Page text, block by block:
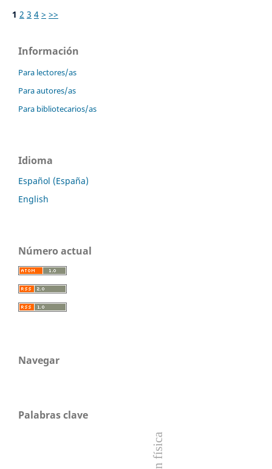
1 2 3 4 > >>
Información
Para lectores/as
Para autores/as
Para bibliotecarios/as
Idioma
Español (España)
English
Número actual
Navegar
Palabras clave